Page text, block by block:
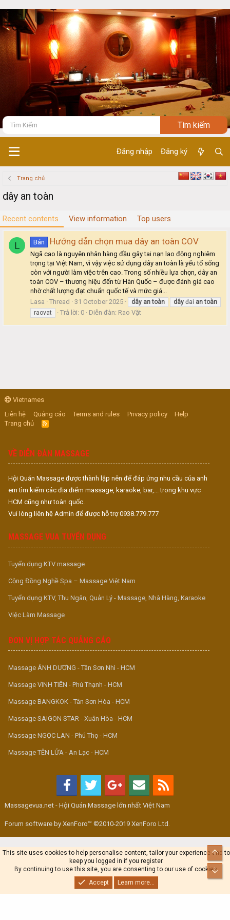
Đăng nhập Đăng ký
Trang chủ
dây an toàn
Recent contents View information Top users
L Bán Hướng dẫn chọn mua dây an toàn COV
Ngã cao là nguyên nhân hàng đầu gây tai nạn lao động nghiêm
trọng tại Việt Nam, vì vậy việc sử dụng dây an toàn là yếu tố sống
còn với người làm việc trên cao. Trong số nhiều lựa chọn, dây an
toàn COV – thương hiệu đến từ Hàn Quốc – được đánh giá cao
nhờ chất lượng đạt chuẩn quốc tế và mức giá...
Lasa
Thread 31 October 2025 dây an toàn dây đai an toàn
raovat
Trả lời: 0 Diễn đàn: Rao Vặt
Vietnames
Liên hệ
Quảng cáo Terms and rules Privacy policy
Help
Trang chủ
R
S
VỀ DIỄN ĐÀN MASSAGE
Hội Quán Massage được thành lập nên để đáp ứng nhu cầu của anh
em tìm kiếm các địa điểm massage, karaoke, bar,... trong khu vực
HCM cũng như toàn quốc.
Vui lòng liên hệ Admin để được hỗ trợ 0938.779.777
MASSAGE VUA TUYỂN DỤNG
Tuyển dụng KTV massage
Cộng Đồng Nghề Spa – Massage Việt Nam
Tuyển dụng KTV, Thu Ngân, Quản Lý - Massage, Nhà Hàng, Karaoke
Việc Làm Massage
ĐƠN VỊ HỢP TÁC QUẢNG CÁO
Massage ÁNH DƯƠNG - Tân Sơn Nhì - HCM
Massage VINH TIÊN - Phú Thạnh - HCM
Massage BANGKOK - Tân Sơn Hòa - HCM
Massage SAIGON STAR - Xuân Hòa - HCM
Massage NGỌC LAN - Phú Thọ - HCM
Massage TÊN LỬA - An Lạc - HCM
Massagevua.net - Hội Quán Massage lớn nhất Việt Nam
Forum software by XenForo™ ©2010-2019 XenForo Ltd.
This site uses cookies to help personalise content, tailor your experience and to
keep you logged in if you register.
By continuing to use this site, you are consenting to our use of cookies.
Accept
Learn more...
Top